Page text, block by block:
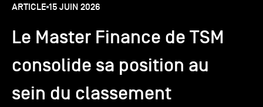
Formations
Entreprises
ARTICLE 15 JUIN 2026
Le Master Finance de TSM
consolide sa position au
sein du classement